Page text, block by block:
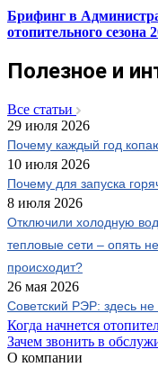
Брифинг в
отопительного сезона
Полезное и
Все статьи
29 июля 2026
Почему каждый год
10 июля 2026
Почему для запуска
8 июля 2026
Отключили холодную
тепловые сети – опять
происходит?
26 мая 2026
Советский РЭР: здесь не
Когда начнется
Зачем звонить в
О компании